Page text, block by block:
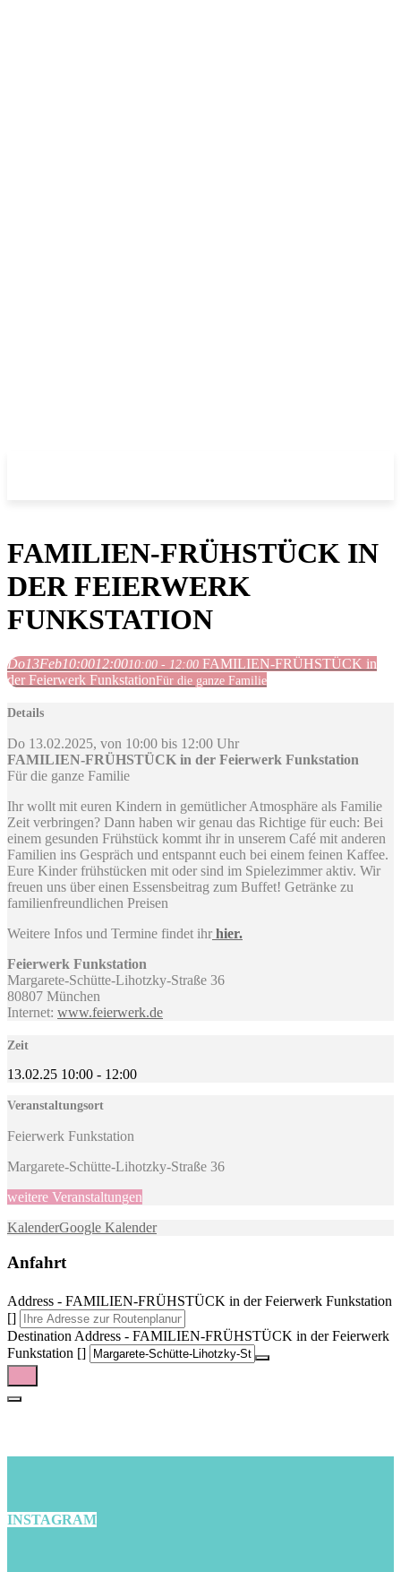
FAMILIEN-FRÜHSTÜCK IN
DER FEIERWERK
FUNKSTATION
Do13Feb10:0012:0010:00 - 12:00 FAMILIEN-FRÜHSTÜCK in
der Feierwerk FunkstationFür die ganze Familie
Details
Do 13.02.2025, von 10:00 bis 12:00 Uhr
FAMILIEN-FRÜHSTÜCK in der Feierwerk Funkstation
Für die ganze Familie
Ihr wollt mit euren Kindern in gemütlicher Atmosphäre als Familie
Zeit verbringen? Dann haben wir genau das Richtige für euch: Bei
einem gesunden Frühstück kommt ihr in unserem Café mit anderen
Familien ins Gespräch und entspannt euch bei einem feinen Kaffee.
Eure Kinder frühstücken mit oder sind im Spielezimmer aktiv. Wir
freuen uns über einen Essensbeitrag zum Buffet! Getränke zu
familienfreundlichen Preisen
Weitere Infos und Termine findet ihr hier.
Feierwerk Funkstation
Margarete-Schütte-Lihotzky-Straße 36
80807 München
Internet: www.feierwerk.de
Zeit
13.02.25 10:00 - 12:00
Veranstaltungsort
Feierwerk Funkstation
Margarete-Schütte-Lihotzky-Straße 36
weitere Veranstaltungen
KalenderGoogle Kalender
Anfahrt
Address - FAMILIEN-FRÜHSTÜCK in der Feierwerk Funkstation
[]
Destination Address - FAMILIEN-FRÜHSTÜCK in der Feierwerk
Funkstation []
INSTAGRAM